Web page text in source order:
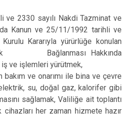
sayılı Nakdi Tazminat ve
Kanun ve 25/11/1992 tarihli ve
Kararıyla yürürlüğe konulan
Bağlanması Hakkında
ve işlemleri yürütmek,
ve onarımı ile bina ve çevre
su, doğal gaz, kalorifer gibi
sağlamak, Valiliğe ait toplantı
her zaman hizmete hazır